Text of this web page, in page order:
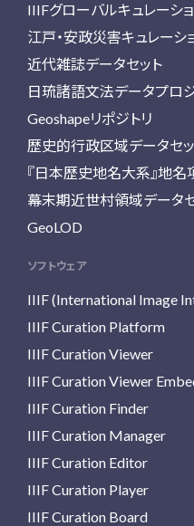
IIIFグローバルキュレーシ
江戸・安政災害キュレーシ
近代雑誌データセット
日琉諸語文法データプロ
Geoshapeリポジトリ
歴史的行政区域データセ
『日本歴史地名大系』地名
幕末期近世村領域データ
GeoLOD
ソフトウェア
IIIF (International Image
IIIF Curation Platform
IIIF Curation Viewer
IIIF Curation Viewer
IIIF Curation Finder
IIIF Curation Manager
IIIF Curation Editor
IIIF Curation Player
IIIF Curation Board